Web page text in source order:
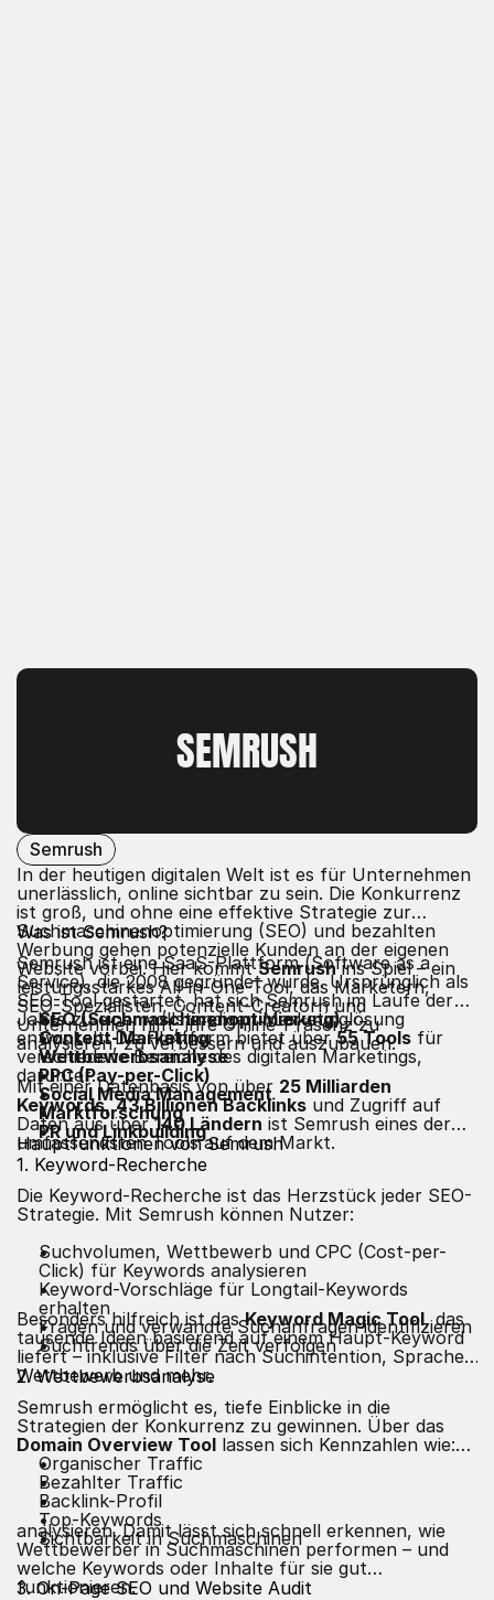
SEMRUSH
Semrush
In der heutigen digitalen Welt ist es für Unternehmen
unerlässlich, online sichtbar zu sein. Die Konkurrenz
ist groß, und ohne eine effektive Strategie zur
Suchmaschinenoptimierung (SEO) und bezahlten
Werbung gehen potenzielle Kunden an der eigenen
Website vorbei. Hier kommtSemrushins Spiel – ein
leistungsstarkes All-in-One-Tool, das Marketern,
SEO-Spezialisten, Content-Creatorn und
Unternehmen hilft, ihre Online-Präsenz zu
analysieren, zu verbessern und auszubauen.
Was ist Semrush?
Semrush ist eine SaaS-Plattform (Software as a
Service), die 2008 gegründet wurde. Ursprünglich als
SEO-Tool gestartet, hat sich Semrush im Laufe der
Jahre zu einer vollständigen Marketinglösung
entwickelt. Die Plattform bietet über55 Tools für
verschiedene Bereiche des digitalen Marketings,
darunter:
SEO (Suchmaschinenoptimierung)
Content-Marketing
Wettbewerbsanalyse
PPC (Pay-per-Click)
Social Media Management
Marktforschung
PR und Linkbuilding
Mit einer Datenbasis von über 25 Milliarden
Keywords,43 Billionen Backlinks und Zugriff auf
Daten aus über140 Ländern ist Semrush eines der
umfassendsten Tools auf dem Markt.
Hauptfunktionen von Semrush
1. Keyword-Recherche
Die Keyword-Recherche ist das Herzstück jeder SEO-
Strategie. Mit Semrush können Nutzer:
Suchvolumen, Wettbewerb und CPC (Cost-per-
Click) für Keywords analysieren
Keyword-Vorschläge für Longtail-Keywords
erhalten
Fragen und verwandte Suchanfragen identifizieren
Suchtrends über die Zeit verfolgen
Besonders hilfreich ist dasKeyword Magic Tool, das
tausende Ideen basierend auf einem Haupt-Keyword
liefert – inklusive Filter nach Suchintention, Sprache,
Wettbewerb und mehr.
2. Wettbewerbsanalyse
Semrush ermöglicht es, tiefe Einblicke in die
Strategien der Konkurrenz zu gewinnen. Über das
Domain Overview Tool lassen sich Kennzahlen wie:
Organischer Traffic
Bezahlter Traffic
Backlink-Profil
Top-Keywords
Sichtbarkeit in Suchmaschinen
analysieren. Damit lässt sich schnell erkennen, wie
Wettbewerber in Suchmaschinen performen – und
welche Keywords oder Inhalte für sie gut
funktionieren.
3.On-Page SEO und Website Audit